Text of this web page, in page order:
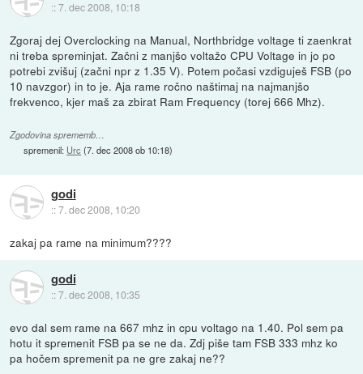
::7. dec 2008, 10:18
Zgoraj dej Overclocking na Manual, Northbridge voltage ti zaenkrat
ni treba spreminjat. Začni z manjšo voltažo CPU Voltage in jo po
potrebi zvišuj (začni npr z 1.35 V). Potem počasi vzdiguješ FSB (po
10 navzgor) in to je. Aja rame ročno naštimaj na najmanjšo
frekvenco, kjer maš za zbirat Ram Frequency (torej 666 Mhz).
Zgodovina sprememb…
spremenil: Urc (7. dec 2008 ob 10:18)
godi
::7. dec 2008, 10:20
zakaj pa rame na minimum????
godi
::7. dec 2008, 10:35
evo dal sem rame na 667 mhz in cpu voltago na 1.40. Pol sem pa
hotu it spremenit FSB pa se ne da. Zdj piše tam FSB 333 mhz ko
pa hočem spremenit pa ne gre zakaj ne??